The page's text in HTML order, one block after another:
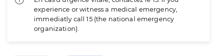
experience or witness a medical emergency,
immediatly call 15 (the national emergency
organization).